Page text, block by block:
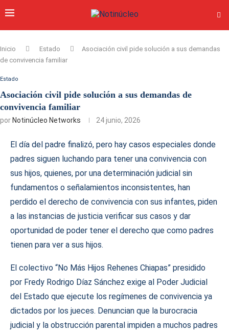
Inicio Estado
Asociación civil pide solución a sus demandas
de convivencia familiar
Estado
Asociación civil pide solución a sus demandas de
convivencia familiar
por Notinúcleo Networks 24 junio, 2026
El día del padre finalizó, pero hay casos especiales donde
padres siguen luchando para tener una convivencia con
sus hijos, quienes, por una determinación judicial sin
fundamentos o señalamientos inconsistentes, han
perdido el derecho de convivencia con sus infantes, piden
a las instancias de justicia verificar sus casos y dar
oportunidad de poder tener el derecho que como padres
tienen para ver a sus hijos.
El colectivo “No Más Hijos Rehenes Chiapas” presidido
por Fredy Rodrigo Díaz Sánchez exige al Poder Judicial
del Estado que ejecute los regímenes de convivencia ya
dictados por los jueces. Denuncian que la burocracia
judicial y la obstrucción parental impiden a muchos padres